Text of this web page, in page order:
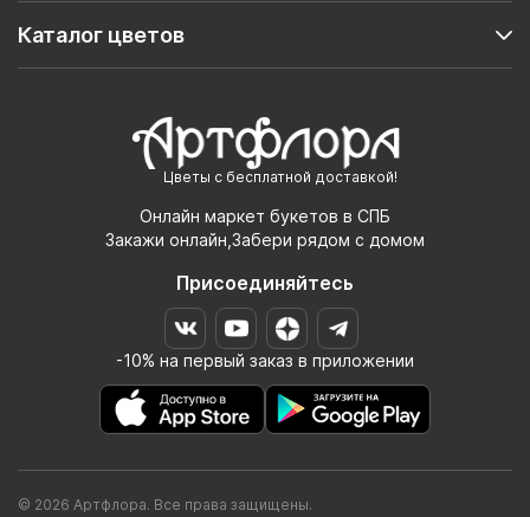
Цветы с бесплатной доставкой!
Онлайн маркет букетов в СПБ
Закажи онлайн,Забери рядом с домом
Присоединяйтесь
-10% на первый заказ в приложении
Каталог цветов
© 2026 Артфлора. Все права защищены.